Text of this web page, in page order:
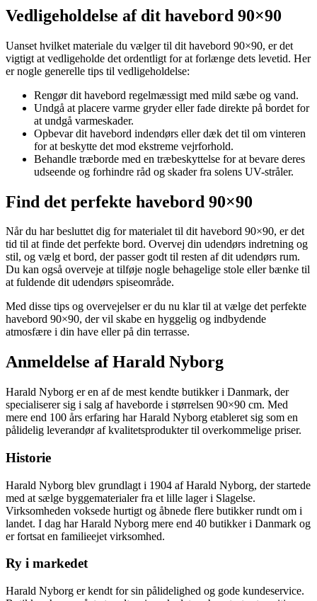
Vedligeholdelse af dit havebord 90×90
Uanset hvilket materiale du vælger til dit havebord 90×90, er det
vigtigt at vedligeholde det ordentligt for at forlænge dets levetid. Her
er nogle generelle tips til vedligeholdelse:
Rengør dit havebord regelmæssigt med mild sæbe og vand.
Undgå at placere varme gryder eller fade direkte på bordet for
at undgå varmeskader.
Opbevar dit havebord indendørs eller dæk det til om vinteren
for at beskytte det mod ekstreme vejrforhold.
Behandle træborde med en træbeskyttelse for at bevare deres
udseende og forhindre råd og skader fra solens UV-stråler.
Find det perfekte havebord 90×90
Når du har besluttet dig for materialet til dit havebord 90×90, er det
tid til at finde det perfekte bord. Overvej din udendørs indretning og
stil, og vælg et bord, der passer godt til resten af ​​dit udendørs rum.
Du kan også overveje at tilføje nogle behagelige stole eller bænke til
at fuldende dit udendørs spiseområde.
Med disse tips og overvejelser er du nu klar til at vælge det perfekte
havebord 90×90, der vil skabe en hyggelig og indbydende
atmosfære i din have eller på din terrasse.
Anmeldelse af Harald Nyborg
Harald Nyborg er en af de mest kendte butikker i Danmark, der
specialiserer sig i salg af haveborde i størrelsen 90×90 cm. Med
mere end 100 års erfaring har Harald Nyborg etableret sig som en
pålidelig leverandør af kvalitetsprodukter til overkommelige priser.
Historie
Harald Nyborg blev grundlagt i 1904 af Harald Nyborg, der startede
med at sælge byggematerialer fra et lille lager i Slagelse.
Virksomheden voksede hurtigt og åbnede flere butikker rundt om i
landet. I dag har Harald Nyborg mere end 40 butikker i Danmark og
er fortsat en familieejet virksomhed.
Ry i markedet
Harald Nyborg er kendt for sin pålidelighed og gode kundeservice.